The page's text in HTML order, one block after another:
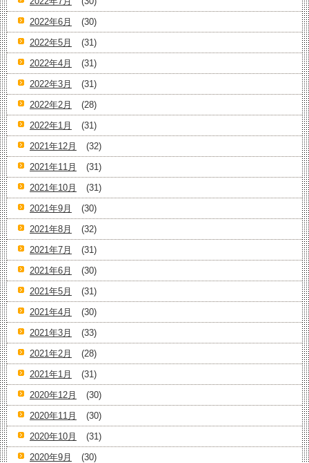
2022年6月
(30)
2022年5月
(31)
2022年4月
(31)
2022年3月
(31)
2022年2月
(28)
2022年1月
(31)
2021年12月
(32)
2021年11月
(31)
2021年10月
(31)
2021年9月
(30)
2021年8月
(32)
2021年7月
(31)
2021年6月
(30)
2021年5月
(31)
2021年4月
(30)
2021年3月
(33)
2021年2月
(28)
2021年1月
(31)
2020年12月
(30)
2020年11月
(30)
2020年10月
(31)
2020年9月
(30)